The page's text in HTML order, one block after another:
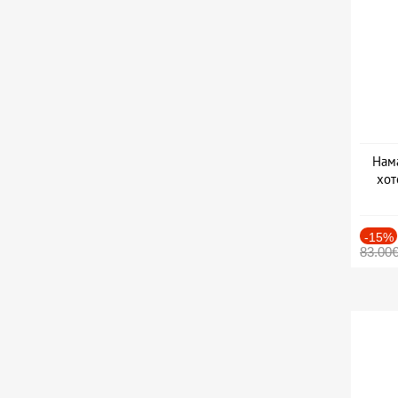
-15%
83.00€